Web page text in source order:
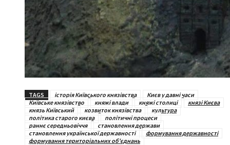
TAGS історія Київського князівства
Києв у давні часи
Київське князівство
княжі влади княжі столиці
князі Києва
князь Київський
козвиток князівства
культура
політика старого києва
політичні процеси
раннє середньовіччя
становлення держави
становлення української державності
формування державності
формування територіальних об'єднань